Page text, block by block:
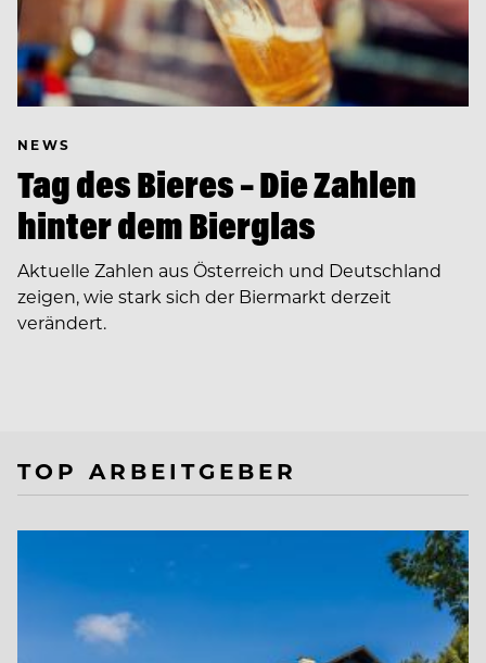
NEWS
Tag des Bieres – Die Zahlen
hinter dem Bierglas
Aktuelle Zahlen aus Österreich und Deutschland
zeigen, wie stark sich der Biermarkt derzeit
verändert.
TOP ARBEITGEBER